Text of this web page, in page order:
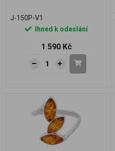
J-150P-V1
Ihned k odeslání
1 590 Kč